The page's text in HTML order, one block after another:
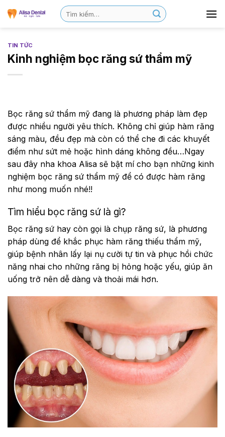
TIN TỨC
Kinh nghiệm bọc răng sứ thẩm mỹ
Bọc răng sứ thẩm mỹ đang là phương pháp làm đẹp
được nhiều người yêu thích. Không chỉ giúp hàm răng
sáng màu, đều đẹp mà còn có thể che đi các khuyết
điểm như sứt mẻ hoặc hình dáng không đều…Ngay
sau đây nha khoa Alisa sẽ bật mí cho bạn những kinh
nghiệm bọc răng sứ thẩm mỹ để có được hàm răng
như mong muốn nhé!!
Tìm hiểu bọc răng sứ là gì?
Bọc răng sứ hay còn gọi là chụp răng sứ, là phương
pháp dùng để khắc phục hàm răng thiếu thẩm mỹ,
giúp bệnh nhân lấy lại nụ cười tự tin và phục hồi chức
năng nhai cho những răng bị hỏng hoặc yếu, giúp ăn
uống trở nên dễ dàng và thoải mái hơn.